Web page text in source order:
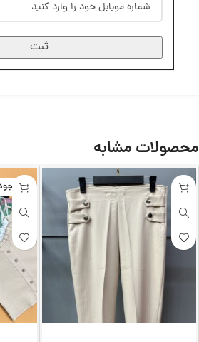
ثبت
محصولات مشابه